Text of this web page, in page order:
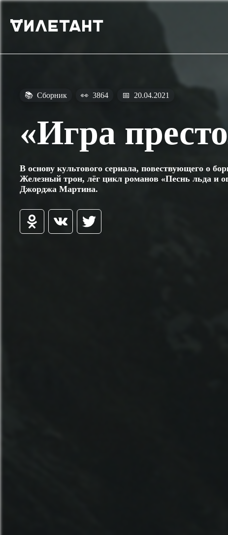
📚 Сборник 👀 3864 📅 20.04.2021
«Игра
В основу культового сериала, повествующего о
Железный трон, лёг цикл романов «Песнь льда и
Джорджа Мартина.